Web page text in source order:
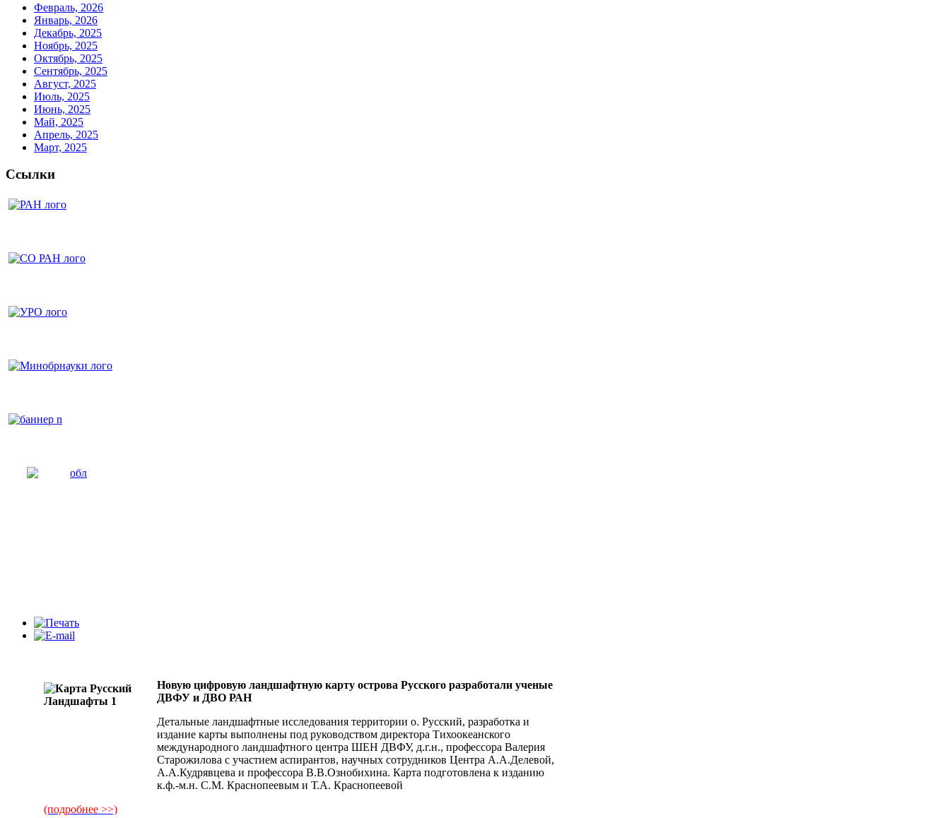
Февраль, 2026
Январь, 2026
Декабрь, 2025
Ноябрь, 2025
Октябрь, 2025
Сентябрь, 2025
Август, 2025
Июль, 2025
Июнь, 2025
Май, 2025
Апрель, 2025
Март, 2025
Ссылки
Новую цифровую ландшафтную карту острова Русского разработали ученые
ДВФУ и ДВО РАН
Детальные ландшафтные исследования территории о. Русский, разработка и
издание карты выполнены под руководством директора Тихоокеанского
международного ландшафтного центра ШЕН ДВФУ, д.г.н., профессора Валерия
Старожилова с участием аспирантов, научных сотрудников Центра А.А.Делевой,
А.А.Кудрявцева и профессора В.В.Ознобихина. Карта подготовлена к изданию
к.ф.-м.н. С.М. Краснопеевым и Т.А. Краснопеевой
(подробнее >>)